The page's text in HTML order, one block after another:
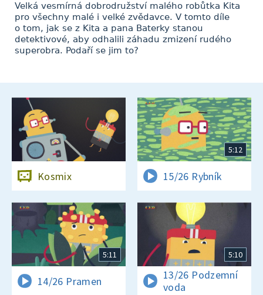
Velká vesmírná dobrodružství malého robůtka Kita
pro všechny malé i velké zvědavce. V tomto díle
o tom, jak se z Kita a pana Baterky stanou
detektivové, aby odhalili záhadu zmizení rudého
superobra. Podaří se jim to?
Kosmix
5:12
15/26 Rybník
5:11
14/26 Pramen
5:10
13/26 Podzemní
voda